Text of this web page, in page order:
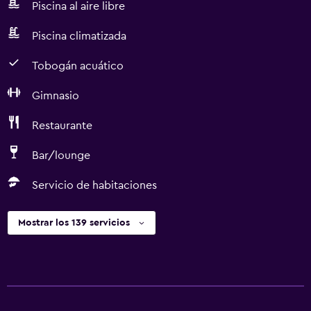
Piscina al aire libre
Piscina climatizada
Tobogán acuático
Gimnasio
Restaurante
Bar/lounge
Servicio de habitaciones
Mostrar los 139 servicios